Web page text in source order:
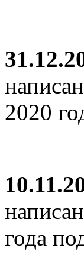
2020
года